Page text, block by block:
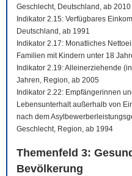
Geschlecht, Deutschland, ab 2010
Indikator 2.15: Verfügbares
Deutschland, ab 1991
Indikator 2.17: Monatliches
Familien mit Kindern unter 18
Indikator 2.19: Alleinerziehende
Jahren, Region, ab 2005
Indikator 2.22: Empfängerinnen
Lebensunterhalt außerhalb von
nach dem
Geschlecht, Region, ab 1994
Themenfeld 3:
Bevölkerung